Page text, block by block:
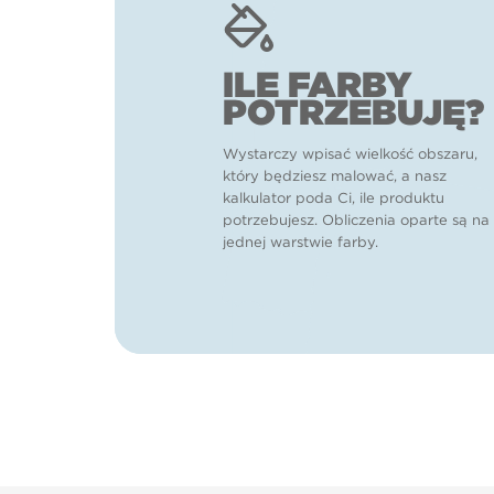
ILE FARBY
POTRZEBUJĘ?
Wystarczy wpisać wielkość obszaru,
który będziesz malować, a nasz
kalkulator poda Ci, ile produktu
potrzebujesz. Obliczenia oparte są na
jednej warstwie farby.